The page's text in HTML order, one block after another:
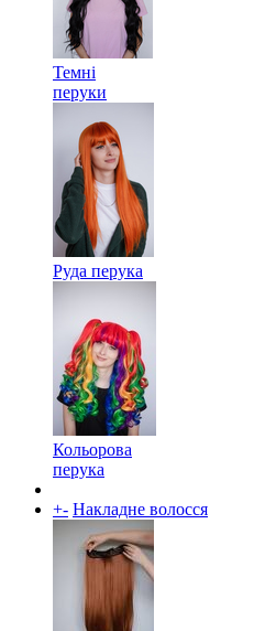
Темні
перуки
Руда перука
Кольорова
перука
+- Накладне волосся